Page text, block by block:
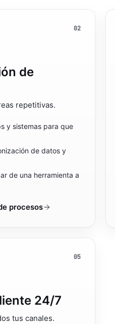
02
de
repetitivas.
y sistemas para que
de datos y
de una herramienta a
procesos
05
24/7
tus canales.